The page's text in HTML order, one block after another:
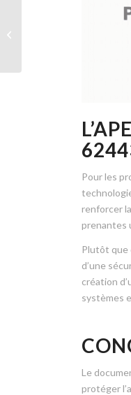
Pour les
renforcer
prenantes
Plutôt que
d’une
création
systèmes
Le
protéger